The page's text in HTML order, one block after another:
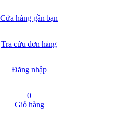
Cửa hàng gần bạn
Tra cứu đơn hàng
Đăng nhập
0
Giỏ hàng